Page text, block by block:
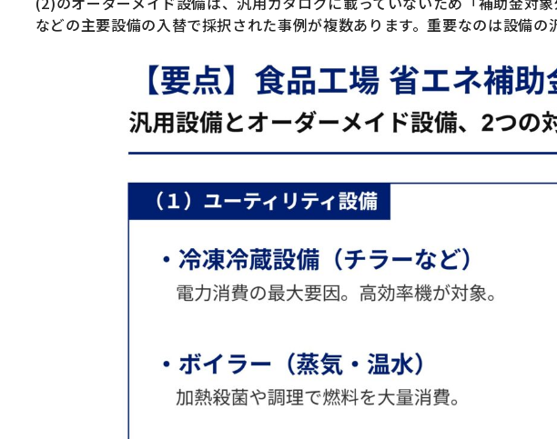
などの主要設備の入替で採択された事例が複数あります。重要なのは設備の